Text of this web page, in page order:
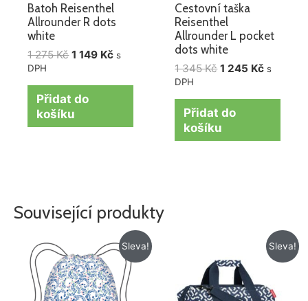
Batoh Reisenthel
Allrounder R dots
white
1 275Kč 1 149 Kč s
DPH
Přidat do
košíku
Cestovní taška
Reisenthel
Allrounder L pocket
dots white
1 345Kč 1 245 Kč s
DPH
Přidat do
košíku
Související produkty
Sleva!
cena
byla:
199 Kč.
Aktuální
cena
je:
129 Kč.
Sleva!
byla:
1
025 Kč.
Aktuální
cena